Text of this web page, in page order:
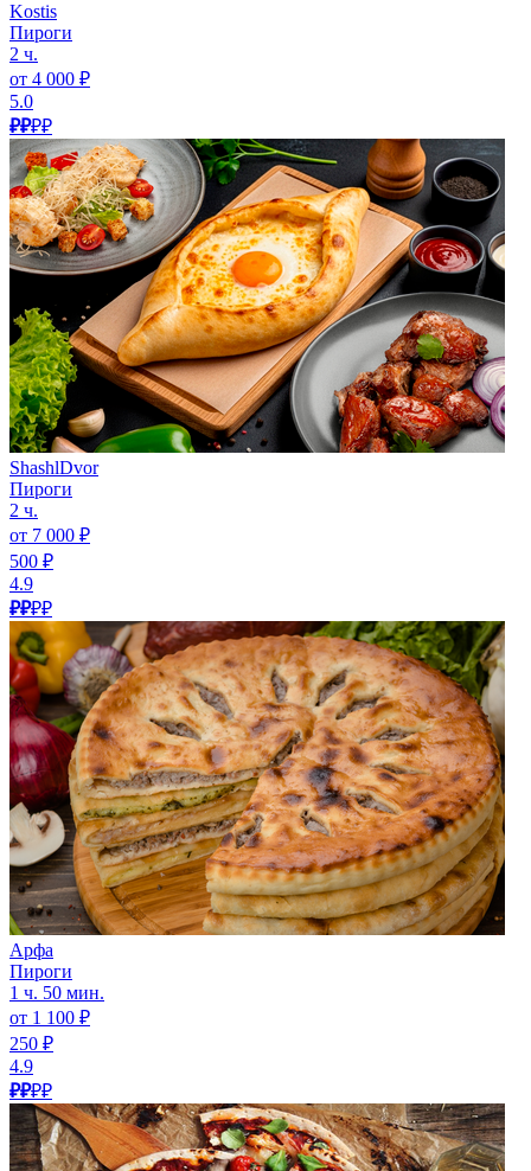
Kostis
Пироги
2 ч.
от 4 000 ₽
5.0
₽₽₽₽
ShashlDvor
Пироги
2 ч.
от 7 000 ₽
500 ₽
4.9
₽₽₽₽
Арфа
Пироги
1 ч. 50 мин.
от 1 100 ₽
250 ₽
4.9
₽₽₽₽